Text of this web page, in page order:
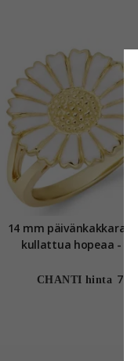
14 mm päivänkakkara
kullattua hopeaa -
CHANTI hinta 76,-